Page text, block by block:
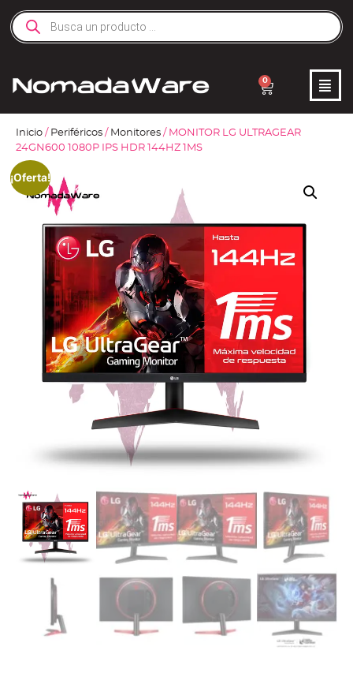
0
Inicio / Periféricos / Monitores / MONITOR LG ULTRAGEAR
24GN600 1080P IPS HDR 144HZ 1MS
¡Oferta!